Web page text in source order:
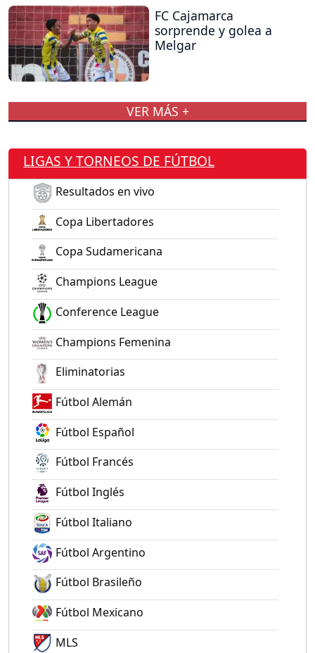
FC Cajamarca
sorprende y golea a
Melgar
VER MÁS +
LIGAS Y TORNEOS DE FÚTBOL
Resultados en vivo
Copa Libertadores
Copa Sudamericana
Champions League
Conference League
Champions Femenina
Eliminatorias
Fútbol Alemán
Fútbol Español
Fútbol Francés
Fútbol Inglés
Fútbol Italiano
Fútbol Argentino
Fútbol Brasileño
Fútbol Mexicano
MLS